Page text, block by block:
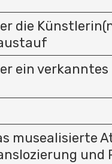
die
ein
musealisierte